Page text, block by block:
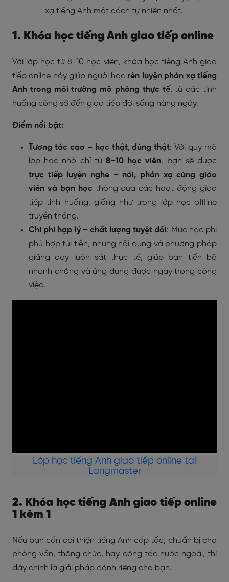
xạ tiếng Anh một cách tự nhiên nhất.
1. Khóa học tiếng Anh giao tiếp online
Với lớp học từ 8-10 học viên, khóa học tiếng Anh giao
tiếp online này giúp người học rèn luyện phản xạ tiếng
Anh trong môi trường mô phỏng thực tế, từ các tình
huống công sở đến giao tiếp đời sống hàng ngày.
Điểm nổi bật:
Tương tác cao – học thật, dùng thật: Với quy mô
lớp học nhỏ chỉ từ 8–10 học viên, bạn sẽ được
trực tiếp luyện nghe – nói, phản xạ cùng giáo
viên và bạn học thông qua các hoạt động giao
tiếp tình huống, giống như trong lớp học offline
truyền thống.
Chi phí hợp lý – chất lượng tuyệt đối: Mức học phí
phù hợp túi tiền, nhưng nội dung và phương pháp
giảng dạy luôn sát thực tế, giúp bạn tiến bộ
nhanh chóng và ứng dụng được ngay trong công
việc.
Lớp học tiếng Anh giao tiếp online tại
Langmaster
2. Khóa học tiếng Anh giao tiếp online
1 kèm 1
Nếu bạn cần cải thiện tiếng Anh cấp tốc, chuẩn bị cho
phỏng vấn, thăng chức, hay công tác nước ngoài, thì
đây chính là giải pháp dành riêng cho bạn.